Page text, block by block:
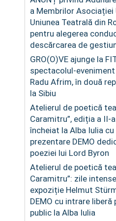
a Membrilor Asociației
Uniunea Teatrală din
pentru alegerea
descărcarea de
GRO(O)VE ajunge la
spectacolul-
Radu Afrim, în două
la Sibiu
Atelierul de poetică
Caramitru”, ediția a II-
încheiat la Alba Iulia cu
prezentare DEMO
poeziei lui Lord Byron
Atelierul de poetică
Caramitru”: zile
expoziție Helmut
DEMO cu intrare liberă
public la Alba Iulia